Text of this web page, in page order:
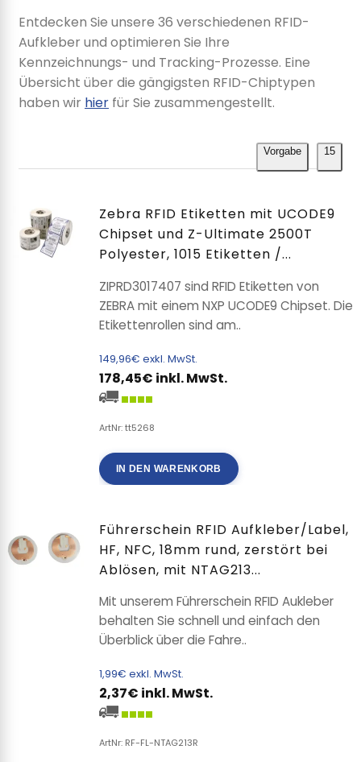
Entdecken Sie unsere 36 verschiedenen RFID-
Aufkleber und optimieren Sie Ihre
Kennzeichnungs- und Tracking-Prozesse. Eine
Übersicht über die gängigsten RFID-Chiptypen
haben wir hier für Sie zusammengestellt.
Vorgabe 15
Zebra RFID Etiketten mit UCODE9
Chipset und Z-Ultimate 2500T
Polyester, 1015 Etiketten /...
ZIPRD3017407 sind RFID Etiketten von
ZEBRA mit einem NXP UCODE9 Chipset. Die
Etikettenrollen sind am..
149,96€ exkl. MwSt.
178,45€ inkl. MwSt.
ArtNr: tt5268
IN DEN WARENKORB
Führerschein RFID Aufkleber/Label,
HF, NFC, 18mm rund, zerstört bei
Ablösen, mit NTAG213...
Mit unserem Führerschein RFID Aukleber
behalten Sie schnell und einfach den
Überblick über die Fahre..
1,99€ exkl. MwSt.
2,37€ inkl. MwSt.
ArtNr: RF-FL-NTAG213R